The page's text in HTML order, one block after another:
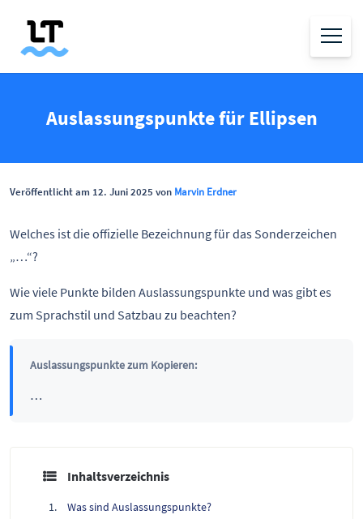
Auslassungspunkte für Ellipsen
Veröffentlicht am 12. Juni 2025 von Marvin Erdner
Welches ist die offizielle Bezeichnung für das Sonderzeichen
„…“?
Wie viele Punkte bilden Auslassungspunkte und was gibt es
zum Sprachstil und Satzbau zu beachten?
Auslassungspunkte zum Kopieren:
…
Inhaltsverzeichnis
Was sind Auslassungspunkte?